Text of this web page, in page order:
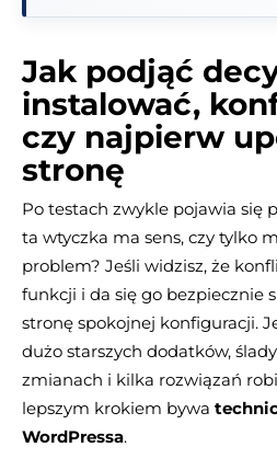
Jak podjąć
instalować,
czy najpierw
stronę
Po testach zwykle pojawia się
ta wtyczka ma sens, czy tylko
problem? Jeśli widzisz, że
funkcji i da się go bezpiecznie
stronę spokojnej konfiguracji.
dużo starszych dodatków,
zmianach i kilka rozwiązań
lepszym krokiem bywa
WordPressa.